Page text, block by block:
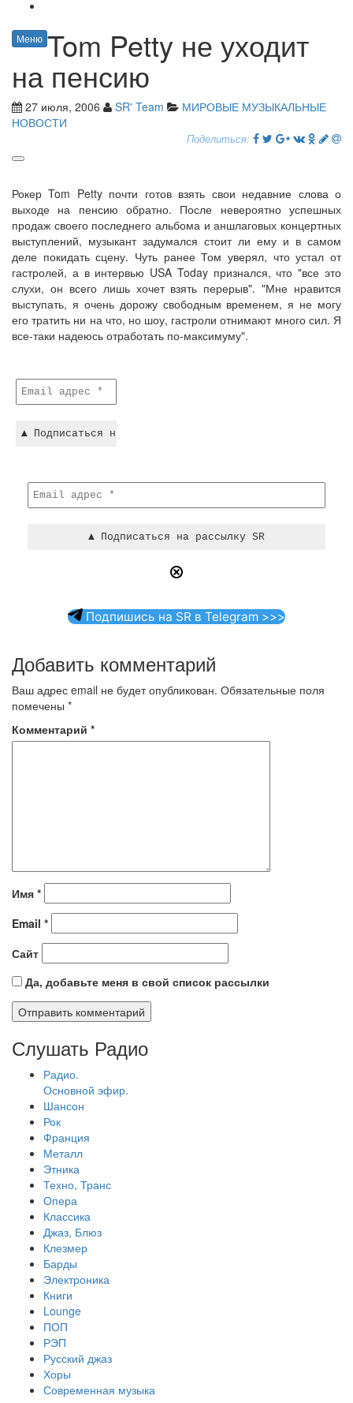
Меню Tom Petty не уходит
на пенсию
27 июля, 2006 SR' Team
МИРОВЫЕ МУЗЫКАЛЬНЫЕ
НОВОСТИ
Поделиться:
Рокер Tom Petty почти готов взять свои недавние слова о
выходе на пенсию обратно. После невероятно успешных
продаж своего последнего альбома и аншлаговых концертных
выступлений, музыкант задумался стоит ли ему и в самом
деле покидать сцену. Чуть ранее Том уверял, что устал от
гастролей, а в интервью USA Today признался, что "все это
слухи, он всего лишь хочет взять перерыв". "Мне нравится
выступать, я очень дорожу свободным временем, я не могу
его тратить ни на что, но шоу, гастроли отнимают много сил. Я
все-таки надеюсь отработать по-максимуму".
Подпишись на SR в Telegram >>>
Добавить комментарий
Ваш адрес email не будет опубликован. Обязательные поля
помечены *
Комментарий *
Имя *
Email *
Сайт
Да, добавьте меня в свой список рассылки
Слушать Радио
Радио.
Основной эфир.
Шансон
Рок
Франция
Металл
Этника
Техно, Транс
Опера
Классика
Джаз, Блюз
Клезмер
Барды
Электроника
Книги
Lounge
ПОП
РЭП
Русский джаз
Хоры
Современная музыка